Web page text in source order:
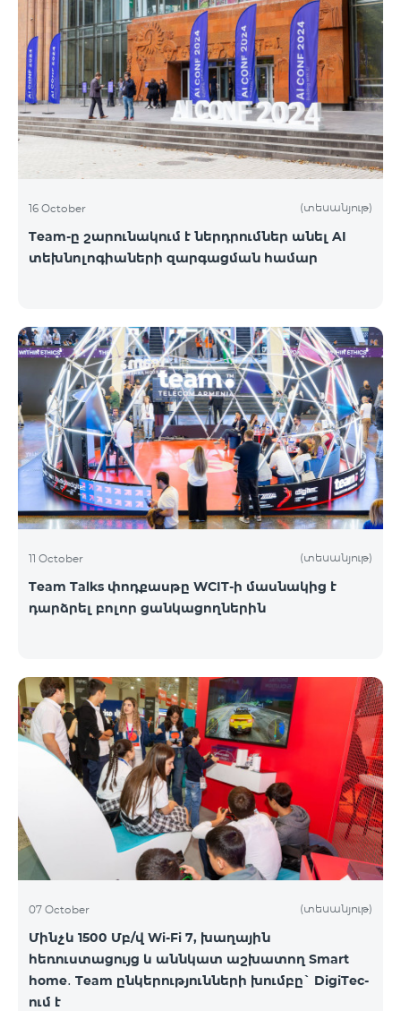
16 October (տեսանյութ)
Team-ը շարունակում է ներդրումներ անել AI
տեխնոլոգիաների զարգացման համար
11 October (տեսանյութ)
Team Talks փոդքասթը WCIT-ի մասնակից է
դարձրել բոլոր ցանկացողներին
07 October (տեսանյութ)
Մինչև 1500 Մբ/վ Wi-Fi 7, խաղային
հեռուստացույց և աննկատ աշխատող Smart
home․ Team ընկերությունների խումբը` DigiTec-
ում է